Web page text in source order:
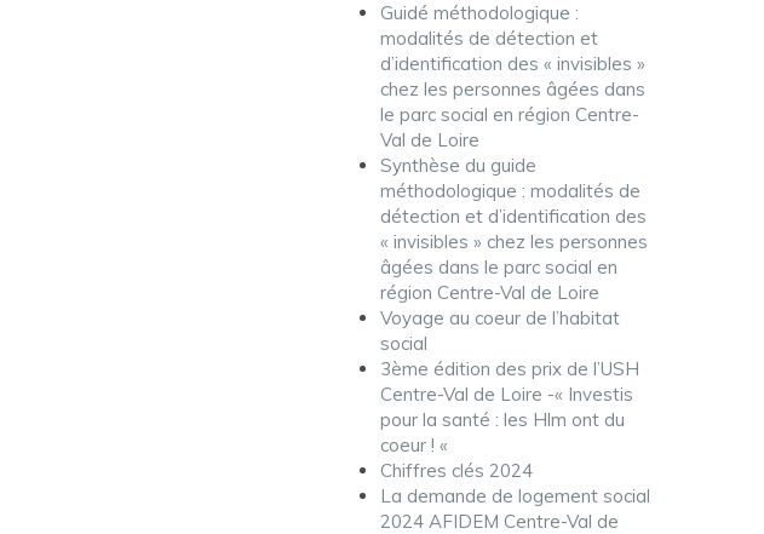
Guidé méthodologique :
modalités de détection et
d’identification des « invisibles »
chez les personnes âgées dans
le parc social en région Centre-
Val de Loire
Synthèse du guide
méthodologique : modalités de
détection et d’identification des
« invisibles » chez les personnes
âgées dans le parc social en
région Centre-Val de Loire
Voyage au coeur de l’habitat
social
3ème édition des prix de l’USH
Centre-Val de Loire -« Investis
pour la santé : les Hlm ont du
coeur ! «
Chiffres clés 2024
La demande de logement social
2024 AFIDEM Centre-Val de